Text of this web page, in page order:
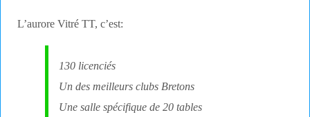
L’aurore Vitré TT, c’est:
130 licenciés
Un des meilleurs clubs Bretons
Une salle spécifique de 20 tables